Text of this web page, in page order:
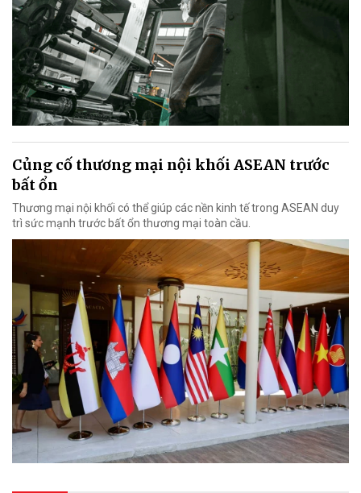
Củng cố thương mại nội khối ASEAN trước
bất ổn
Thương mại nội khối có thể giúp các nền kinh tế trong ASEAN duy
trì sức mạnh trước bất ổn thương mại toàn cầu.